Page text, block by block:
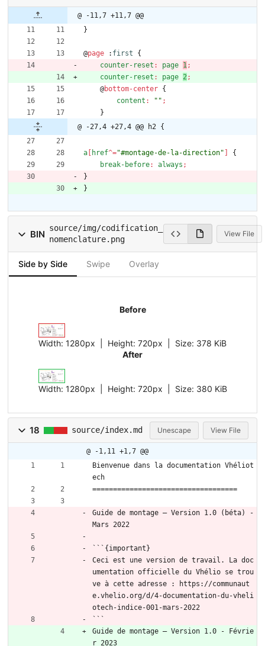
@ -11,7 +11,7 @@
}
@page : first
{
counter-reset : page 1;
counter-reset : page 2;
@bottom-center {
content : "" ;
}
@ -27,4 +27,4 @@ h2 {
a href^="#montage-de-la-direction"
{
break-before: always ;
}
}
BIN
source/img/codification_
nomenclature.png
View File
Side by Side Swipe Overlay
Before
Width: 1280px | Height: 720px Size: 378 KiB
After
Width: 1280px | Height: 720px Size: 380 KiB
18 source/index.md Unescape View File
@ -1,11 +1,7 @@
Bienvenue dans la documentation Vhéliot
ech
===================================
Guide de montage – Version 1.0 (béta) -
Mars 2022
```{important}
Ceci est une version de travail. La doc
umentation officielle du Vhélio se trou
ve à cette adresse : https://communaut
e.vhelio.org/d/4-documentation-du-vheli
otech-indice-001-mars-2022
```
Guide de montage – Version 1.0 - Févrie
r 2023